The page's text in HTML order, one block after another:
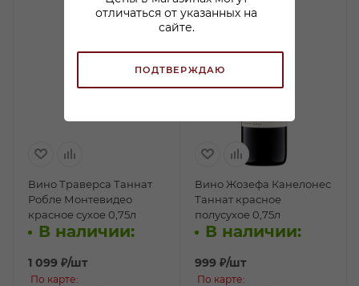
отличаться от указанных на
сайте.
ПОДТВЕРЖДАЮ
Вино Траверса Таннат
Робле Монтевидео
красное сухое 0,75л
В наличии:
1 099 ₽/шт
По карте:
Вино Жозефа Канелонес
Таннат красное
полусухое 0,75л
В наличии:
999 ₽/шт
По карте: